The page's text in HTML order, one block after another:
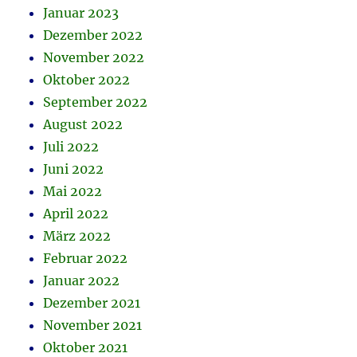
Januar 2023
Dezember 2022
November 2022
Oktober 2022
September 2022
August 2022
Juli 2022
Juni 2022
Mai 2022
April 2022
März 2022
Februar 2022
Januar 2022
Dezember 2021
November 2021
Oktober 2021